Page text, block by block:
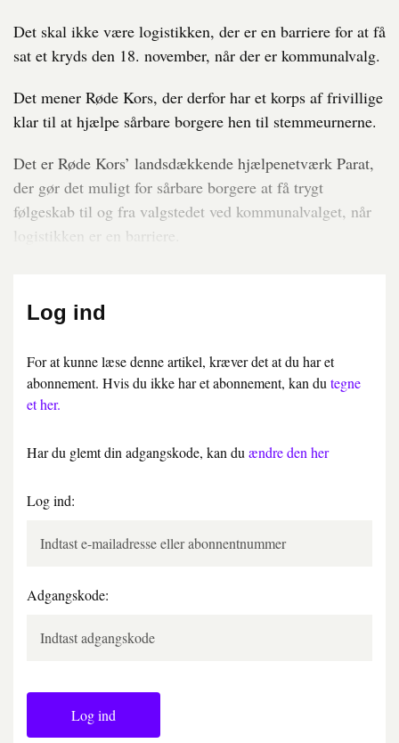
Det skal ikke være logistikken, der er en barriere for at få
sat et kryds den 18. november, når der er kommunalvalg.
Det mener Røde Kors, der derfor har et korps af frivillige
klar til at hjælpe sårbare borgere hen til stemmeurnerne.
Det er Røde Kors’ landsdækkende hjælpenetværk Parat,
der gør det muligt for sårbare borgere at få trygt
følgeskab til og fra valgstedet ved kommunalvalget, når
logistikken er en barriere.
Log ind
For at kunne læse denne artikel, kræver det at du har et
abonnement. Hvis du ikke har et abonnement, kan du tegne
et her.
Har du glemt din adgangskode, kan du ændre den her
Log ind:
Adgangskode:
Log ind